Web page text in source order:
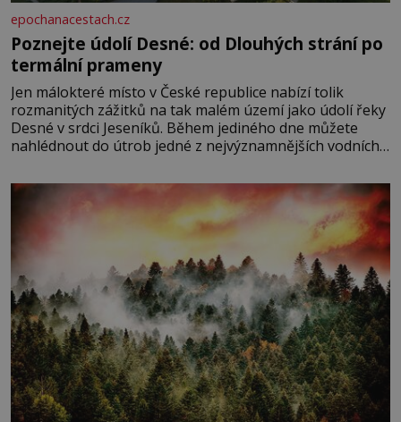
epochanacestach.cz
Poznejte údolí Desné: od Dlouhých strání po
termální prameny
Jen málokteré místo v České republice nabízí tolik
rozmanitých zážitků na tak malém území jako údolí řeky
Desné v srdci Jeseníků. Během jediného dne můžete
nahlédnout do útrob jedné z nejvýznamnějších vodních
se na koloběžce a den zakončit poznáváním památek ve
Velkých Losinách nebo v termálním